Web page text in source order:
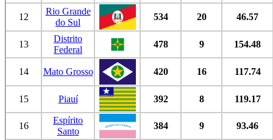
12
Rio Grande
do Sul
534 20 46.57
13
Distrito
Federal
478 9 154.48
14 Mato Grosso 420 16 117.74
15 Piauí 392 8 119.17
16
Espírito
Santo
384 9 93.46